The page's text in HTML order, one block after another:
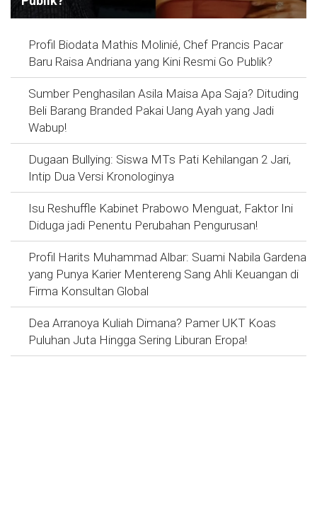
Profil Biodata Mathis Molinié, Chef Prancis Pacar
Baru Raisa Andriana yang Kini Resmi Go Publik?
Sumber Penghasilan Asila Maisa Apa Saja? Dituding
Beli Barang Branded Pakai Uang Ayah yang Jadi
Wabup!
Dugaan Bullying: Siswa MTs Pati Kehilangan 2 Jari,
Intip Dua Versi Kronologinya
Isu Reshuffle Kabinet Prabowo Menguat, Faktor Ini
Diduga jadi Penentu Perubahan Pengurusan!
Profil Harits Muhammad Albar: Suami Nabila Gardena
yang Punya Karier Mentereng Sang Ahli Keuangan di
Firma Konsultan Global
Dea Arranoya Kuliah Dimana? Pamer UKT Koas
Puluhan Juta Hingga Sering Liburan Eropa!